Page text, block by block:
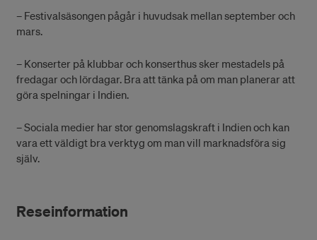
– Festivalsäsongen pågår i huvudsak mellan september och
mars.
– Konserter på klubbar och konserthus sker mestadels på
fredagar och lördagar. Bra att tänka på om man planerar att
göra spelningar i Indien.
– Sociala medier har stor genomslagskraft i Indien och kan
vara ett väldigt bra verktyg om man vill marknadsföra sig
själv.
Reseinformation